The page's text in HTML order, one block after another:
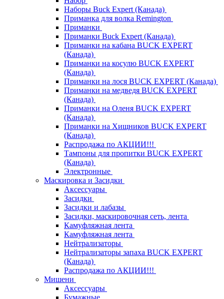
Наборы Buck Expert (Канада)
Приманка для волка Remington
Приманки
Приманки Buck Expert (Канада)
Приманки на кабана BUCK EXPERT
(Канада)
Приманки на косулю BUCK EXPERT
(Канада)
Приманки на лося BUCK EXPERT (Канада)
Приманки на медведя BUCK EXPERT
(Канада)
Приманки на Оленя BUCK EXPERT
(Канада)
Приманки на Хищников BUCK EXPERT
(Канада)
Распродажа по АКЦИИ!!!
Тампоны для пропитки BUCK EXPERT
(Канада)
Электронные
Маскировка и Засидки
Аксессуары
Засидки
Засидки и лабазы
Засидки, маскировочная сеть, лента
Камуфляжная лента
Камуфляжная лента
Нейтрализаторы
Нейтрализаторы запаха BUCK EXPERT
(Канада)
Распродажа по АКЦИИ!!!
Мишени
Аксессуары
Бумажные